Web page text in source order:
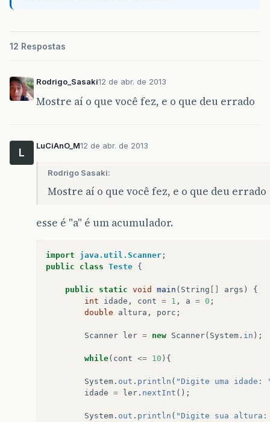
12 Respostas
Rodrigo_Sasaki12 de abr. de 2013
Mostre aí o que você fez, e o que deu errado
L
LuCiAnO_M12 de abr. de 2013
Rodrigo Sasaki:
Mostre aí o que você fez, e o que deu errado
esse é "a" é um acumulador.
import java.util.Scanner ;
public
class Teste {
public static void main ( String args )
{
int
idade , cont = 1 , a = 0 ;
double
altura , porc ;
Scanner ler = new Scanner( System . in );
while( cont <= 10 ){
System . out . println ( "Digite uma idade:
idade = ler . nextInt ();
System . out . println ( "Digite sua